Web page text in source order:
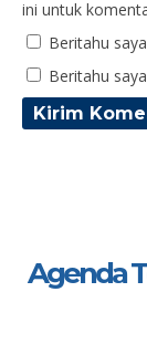
ini untuk
Beritahu
Beritahu
Agenda